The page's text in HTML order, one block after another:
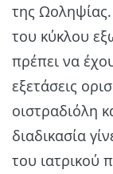
της
του κύκλου
πρέπει να
εξετάσεις
οιστραδιόλη
διαδικασία
του ιατρικού